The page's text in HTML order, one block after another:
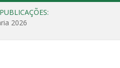
2026